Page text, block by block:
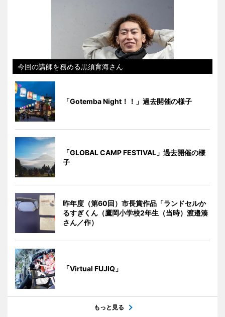
今回の講師を務める黒須育海さん
「Gotemba Night！！」過去開催の様子
「GLOBAL CAMP FESTIVAL」過去開催の様
子
昨年度（第60回）市長賞作品「ランドセルか
るすぎくん（鷹岡小学校2年生（当時）渡邉湊
さん／作）
「Virtual FUJIQ」
もっと見る